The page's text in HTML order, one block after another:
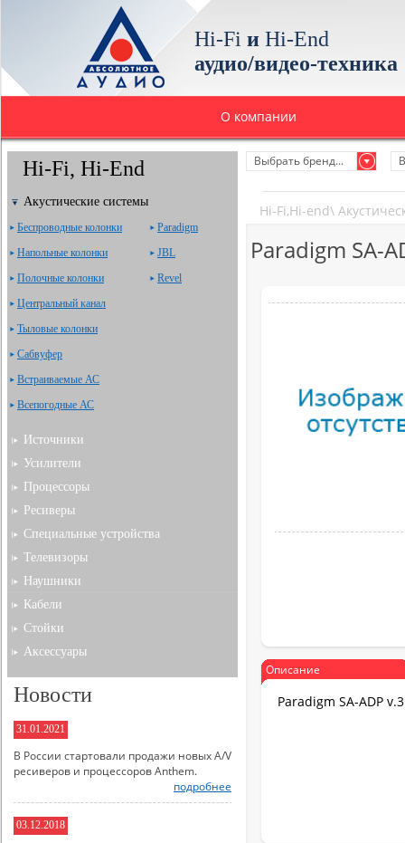
Hi-Fi и Hi-End
аудио/видео-техника
О компании
Выбрать бренд...
Hi-Fi,Hi-end\
Paradigm SA-
Описание
Paradigm SA-ADP
Hi-Fi, Hi-End
Акустические системы
Беспроводные колонки
Напольные колонки
Полочные колонки
Центральный канал
Тыловые колонки
Сабвуфер
Встраиваемые АС
Всепогодные АС
Paradigm
JBL
Revel
Источники
Усилители
Процессоры
Ресиверы
Специальные устройства
Телевизоры
Наушники
Кабели
Стойки
Аксессуары
Новости
31.01.2021
В России стартовали продажи новых A/V
ресиверов и процессоров Anthem.
подробнее
03.12.2018